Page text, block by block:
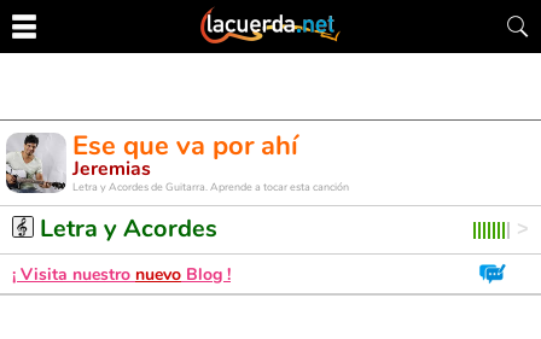
Ese que va por ahí
Jeremias
Letra y Acordes de Guitarra. Aprende a tocar esta canción
Letra y Acordes
¡ Visita nuestro nuevo Blog !